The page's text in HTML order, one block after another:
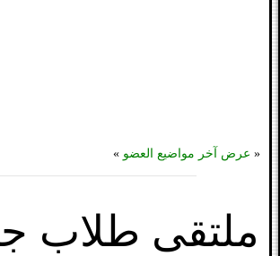
« عرض آخر مواضيع العضو »
ملتقى طلاب